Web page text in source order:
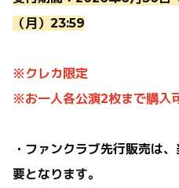
（月）23:59
※クレカ限定
※お一人各公演2枚まで購入
・ファンクラブ先行販売は
要となります。